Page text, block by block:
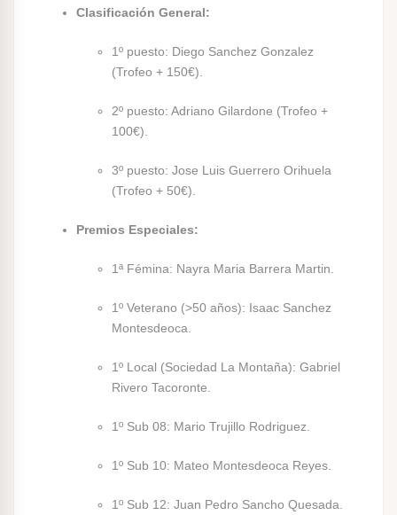
Clasificación General:
1º puesto: Diego Sanchez Gonzalez
(Trofeo + 150€).
2º puesto: Adriano Gilardone (Trofeo +
100€).
3º puesto: Jose Luis Guerrero Orihuela
(Trofeo + 50€).
Premios Especiales:
1ª Fémina: Nayra Maria Barrera Martin.
1º Veterano (>50 años): Isaac Sanchez
Montesdeoca.
1º Local (Sociedad La Montaña): Gabriel
Rivero Tacoronte.
1º Sub 08: Mario Trujillo Rodriguez.
1º Sub 10: Mateo Montesdeoca Reyes.
1º Sub 12: Juan Pedro Sancho Quesada.